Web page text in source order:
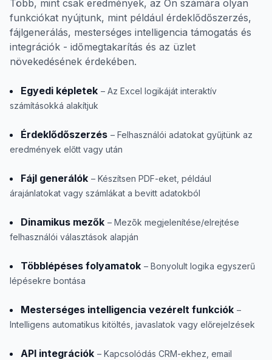
Több, mint csak eredmények, az Ön számára olyan
funkciókat nyújtunk, mint például érdeklődőszerzés,
fájlgenerálás, mesterséges intelligencia támogatás és
integrációk - időmegtakarítás és az üzlet
növekedésének érdekében.
Egyedi képletek – Az Excel logikáját interaktív
számításokká alakítjuk
Érdeklődőszerzés – Felhasználói adatokat gyűjtünk az
eredmények előtt vagy után
Fájl generálók – Készítsen PDF-eket, például
árajánlatokat vagy számlákat a bevitt adatokból
Dinamikus mezők – Mezõk megjelenítése/elrejtése
felhasználói választások alapján
Többlépéses folyamatok – Bonyolult logika egyszerű
lépésekre bontása
Mesterséges intelligencia vezérelt funkciók –
Intelligens automatikus kitöltés, javaslatok vagy előrejelzések
API integrációk – Kapcsolódás CRM-ekhez, email